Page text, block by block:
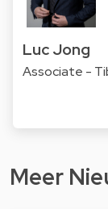
Luc Jong
Associate -
Meer